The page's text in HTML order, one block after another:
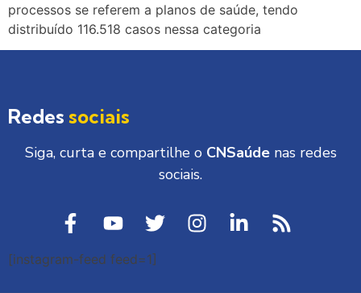
processos se referem a planos de saúde, tendo
distribuído 116.518 casos nessa categoria
Redes sociais
Siga, curta e compartilhe o CNSaúdenas redes
sociais.
[instagram-feed feed=1]